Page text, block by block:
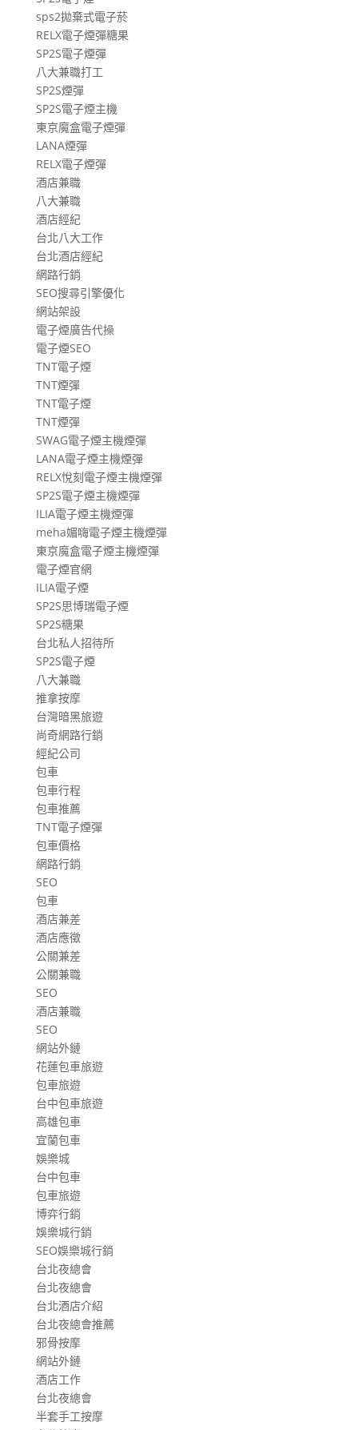
sps2拋棄式電子菸
RELX電子煙彈糖果
SP2S電子煙彈
八大兼職打工
SP2S煙彈
SP2S電子煙主機
東京魔盒電子煙彈
LANA煙彈
RELX電子煙彈
酒店兼職
八大兼職
酒店經紀
台北八大工作
台北酒店經紀
網路行銷
SEO搜尋引擎優化
網站架設
電子煙廣告代操
電子煙SEO
TNT電子煙
TNT煙彈
TNT電子煙
TNT煙彈
SWAG電子煙主機煙彈
LANA電子煙主機煙彈
RELX悅刻電子煙主機煙彈
SP2S電子煙主機煙彈
ILIA電子煙主機煙彈
meha媚嗨電子煙主機煙彈
東京魔盒電子煙主機煙彈
電子煙官網
ILIA電子煙
SP2S思博瑞電子煙
SP2S糖果
台北私人招待所
SP2S電子煙
八大兼職
推拿按摩
台灣暗黑旅遊
尚奇網路行銷
經紀公司
包車
包車行程
包車推薦
TNT電子煙彈
包車價格
網路行銷
SEO
包車
酒店兼差
酒店應徵
公關兼差
公關兼職
SEO
酒店兼職
SEO
網站外鏈
花蓮包車旅遊
包車旅遊
台中包車旅遊
高雄包車
宜蘭包車
娛樂城
台中包車
包車旅遊
博弈行銷
娛樂城行銷
SEO娛樂城行銷
台北夜總會
台北夜總會
台北酒店介紹
台北夜總會推薦
邪骨按摩
網站外鏈
酒店工作
台北夜總會
半套手工按摩